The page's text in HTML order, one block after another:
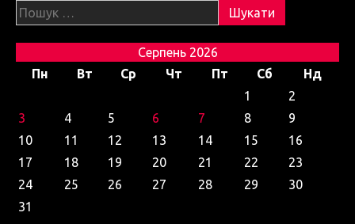
Пошук:
Серпень 2026
Пн
Вт Ср Чт Пт Сб
Нд
1
2
3
4 5 6 7 8
9
10
11 12 13 14 15
16
17
18 19 20 21 22
23
24
25 26 27 28 29
30
31